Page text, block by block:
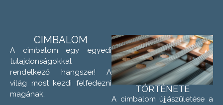
CIMBALOM
A cimbalom egy egyedi
tulajdonságokkal
rendelkező hangszer! A
világ most kezdi felfedezni
magának.
TÖRTÉNETE
A cimbalom újjászületése a